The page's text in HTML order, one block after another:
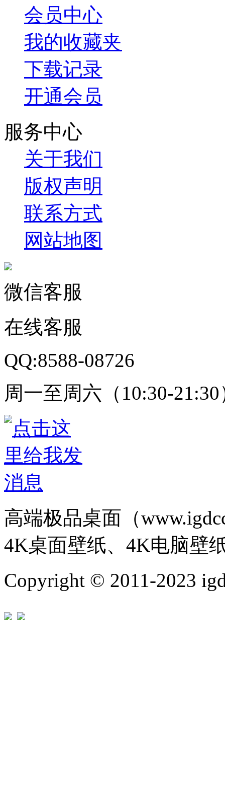
会员中心
我的收藏夹
下载记录
开通会员
服务中心
关于我们
版权声明
联系方式
网站地图
微信客服
在线客服
QQ:8588-08726
周一至周六（10:30-21:30
高端极品桌面（
4K桌面壁纸、4K电脑壁
Copyright © 2011-2023